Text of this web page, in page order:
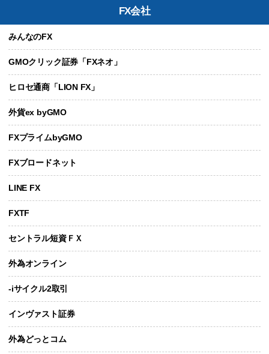
FX会社
みんなのFX
GMOクリック証券「FXネオ」
ヒロセ通商「LION FX」
外貨ex byGMO
FXプライムbyGMO
FXブロードネット
LINE FX
FXTF
セントラル短資ＦＸ
外為オンライン
-iサイクル2取引
インヴァスト証券
外為どっとコム